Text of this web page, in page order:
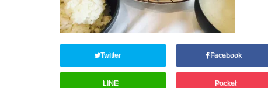
Twitter Facebook
LINE Pocket